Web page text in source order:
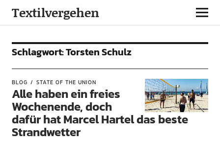
Textilvergehen
Schlagwort:Torsten Schulz
BLOG STATE OF THE UNION
Alle haben ein freies
Wochenende, doch
dafür hat Marcel Hartel das beste
Strandwetter